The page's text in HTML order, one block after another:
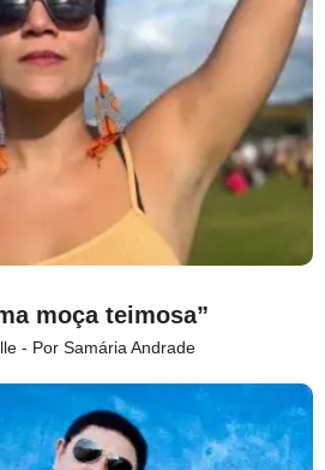
moça teimosa”
- Por Samária Andrade